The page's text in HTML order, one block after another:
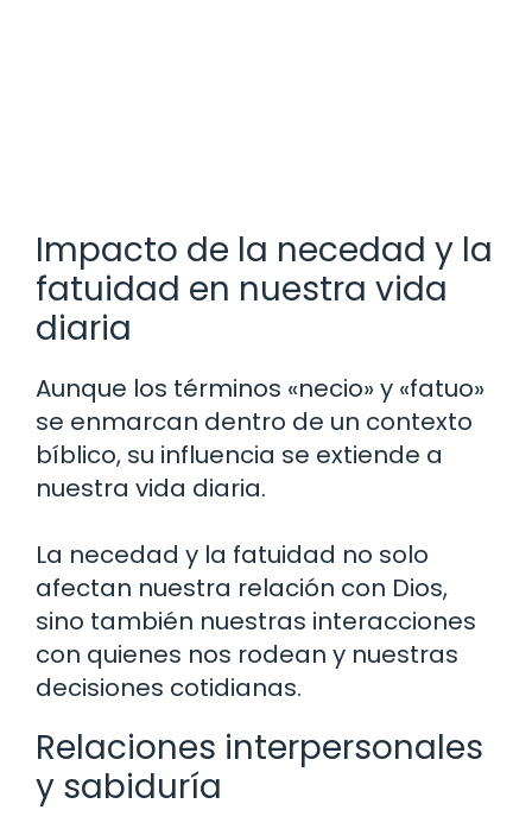
Impacto de la necedad y la
fatuidad en nuestra vida
diaria
Aunque los términos «necio» y «fatuo»
se enmarcan dentro de un contexto
bíblico, su influencia se extiende a
nuestra vida diaria.
La necedad y la fatuidad no solo
afectan nuestra relación con Dios,
sino también nuestras interacciones
con quienes nos rodean y nuestras
decisiones cotidianas.
Relaciones interpersonales
y sabiduría